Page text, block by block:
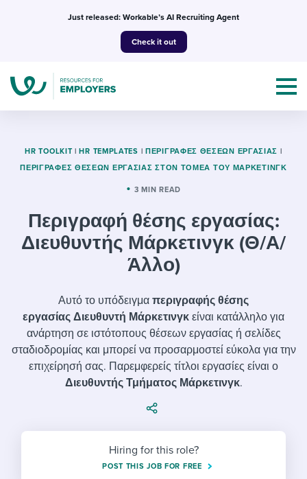
Just released: Workable’s AI Recruiting Agent
Check it out
Topics
I NEED HELP WITH...
Evaluating candidates
Working together with others
Maintaining hiring pipelines
Developing & retaining people
Ensuring compliance
Finding and attracting people
Templates & Guides
Job description templates
Interview question templates
Policy templates
Onboarding checklists
Step-by-step tutorials
Free ebooks & reports
I’m a jobseeker
I WANT TO LEARN ABOUT...
Applying for a job
Interview process
Pay & benefits
Career development
Modern working life
Workable customer stories
Explore Workable
Request a demo
Start a free trial
HR TOOLKIT | HR TEMPLATES | ΠΕΡΙΓΡΑΦΈΣ ΘΈΣΕΩΝ ΕΡΓΑΣΊΑΣ |
ΠΕΡΙΓΡΑΦΈΣ ΘΈΣΕΩΝ ΕΡΓΑΣΊΑΣ ΣΤΟΝ ΤΟΜΈΑ ΤΟΥ ΜΆΡΚΕΤΙΝΓΚ
3 MIN READ
Περιγραφή θέσης εργασίας:
Διευθυντής Μάρκετινγκ (Θ/Α/
Άλλο)
Αυτό το υπόδειγμα περιγραφής θέσης
εργασίας Διευθυντή Μάρκετινγκ είναι κατάλληλο για
ανάρτηση σε ιστότοπους θέσεων εργασίας ή σελίδες
σταδιοδρομίας και μπορεί να προσαρμοστεί εύκολα για την
επιχείρησή σας. Παρεμφερείς τίτλοι εργασίες είναι ο
Διευθυντής Τμήματος Μάρκετινγκ.
Hiring for this role?
POST THIS JOB FOR FREE